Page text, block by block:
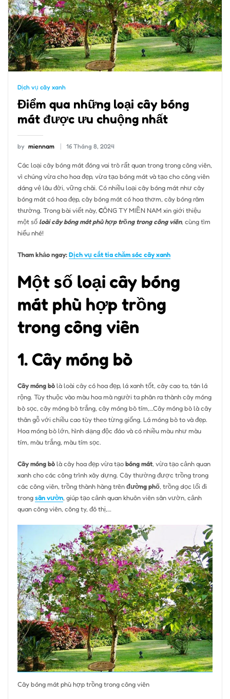
Dịch vụ cây xanh
Điểm qua những loại cây bóng
mát được ưu chuộng nhất
by miennam 16 Tháng 8, 2024
Các loại cây bóng mát đóng vai trò rất quan trong trong công viên,
vì chúng vừa cho hoa đẹp, vừa tạo bóng mát và tạo cho công viên
dáng vẻ lâu đời, vững chãi. Có nhiều loại cây bóng mát như cây
bóng mát có hoa đẹp, cây bóng mát có hoa thơm, cây bóng râm
thường. Trong bài viết này, CÔNG TY MIỀN NAM xin giới thiệu
một số loài cây bóng mát phù hợp trồng trong công viên, cùng tìm
hiểu nhé!
Tham khảo ngay:Dịch vụ cắt tỉa chăm sóc cây xanh
Một số loại cây bóng
mát phù hợp trồng
trong công viên
1. Cây móng bò
Cây móng bòlà loài cây có hoa đẹp, lá xanh tốt, cây cao to, tán lá
rộng. Tùy thuộc vào màu hoa mà người ta phân ra thành cây móng
bò sọc, cây móng bò trắng, cây móng bò tím,…Cây móng bò là cây
thân gỗ với chiều cao tùy theo từng giống. Lá móng bò to và đẹp.
Hoa móng bò lớn, hình dạng độc đáo và có nhiều màu như màu
tím, màu trắng, màu tím sọc.
Cây móng bòlà cây hoa đẹp vừa tạobóng mát, vừa tạo cảnh quan
xanh cho các công trình xây dựng. Cây thường được trồng trong
các công viên, trồng thành hàng trênđường phố, trồng dọc lối đi
trongsân vườn, giúp tạo cảnh quan khuôn viên sân vườn, cảnh
quan công viên, công ty, đô thị,…
Cây bóng mát phù hợp trồng trong công viên